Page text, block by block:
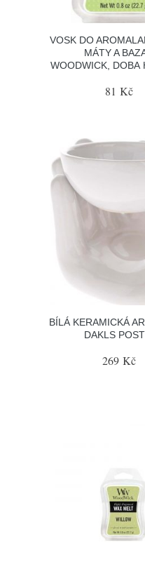
VOSK DO
MÁTY A
WOODWICK, DOBA
81 Kč
BÍLÁ KERAMICKÁ
DAKLS
269 Kč